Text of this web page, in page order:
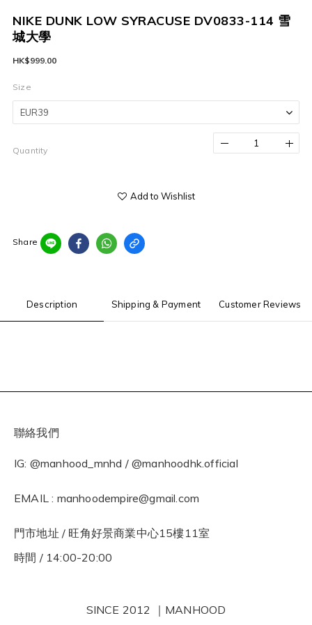
NIKE DUNK LOW SYRACUSE DV0833-114 雪
城大學
HK$999.00
Size
Quantity
Add to Wishlist
Share
Description Shipping & Payment Customer Reviews
聯絡我們
IG: @manhood_mnhd / @manhoodhk.official
EMAIL : manhoodempire@gmail.com
門市地址 / 旺角好景商業中心15樓11室
時間 / 14:00-20:00
SINCE 2012 ｜MANHOOD